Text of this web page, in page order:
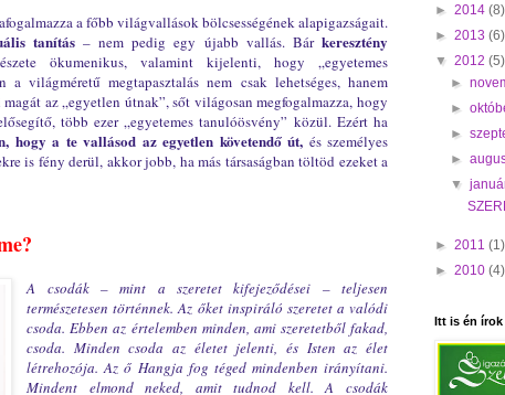
a főbb világvallások bölcsességének alapigazságait.
tanítás– nem pedig egy újabb vallás. Bárkeresztény
ökumenikus, valamint kijelenti, hogy „egyetemes
világméretű megtapasztalás nem csak lehetséges, hanem
az „egyetlen útnak”, sőt világosan megfogalmazza, hogy
több ezer „egyetemes tanulóösvény” közül. Ezért ha
hogy a te vallásod az egyetlen követendő út, és személyes
is fény derül, akkor jobb, ha más társaságban töltöd ezeket a
A csodák – mint a szeretet kifejeződései – teljesen
természetesen történnek. Az őket inspiráló szeretet a valódi
csoda. Ebben az értelemben minden, ami szeretetből fakad,
csoda. Minden csoda az életet jelenti, és Isten az élet
létrehozója. Az ő Hangja fog téged mindenben irányítani.
Mindent elmond neked, amit tudnod kell. A csodák
► 2014 (8)
► 2013 (6)
▼ 2012 (5)
►
►
►
►
▼
► 2011 (1)
► 2010 (4)
Itt is én írok